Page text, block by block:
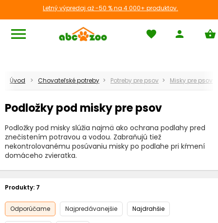
Letný výpredaj až -50 % na 4 000+ produktov.
menu favorite person shopping_basket
Úvod Chovateľské potreby Potreby pre psov Misky pre psov
Podložky pod misky pre psov
Podložky pod misky slúžia najmä ako ochrana podlahy pred
znečistením potravou a vodou. Zabraňujú tiež
nekontrolovanému posúvaniu misky po podlahe pri kŕmení
domáceho zvieratka.
Produkty: 7
Odporúčame Najpredávanejšie Najdrahšie